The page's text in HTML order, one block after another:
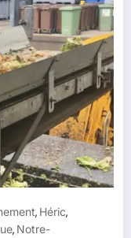
, Héric,
, Notre-